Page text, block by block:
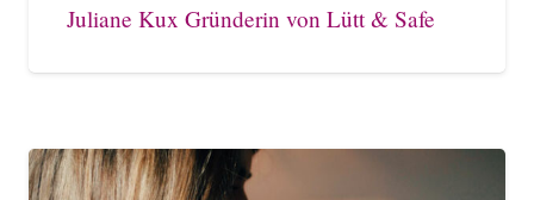
Juliane Kux Gründerin von Lütt & Safe